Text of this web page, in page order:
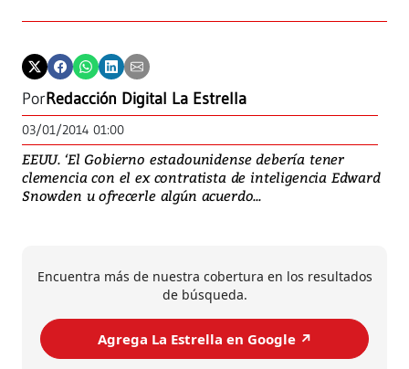
PorRedacción Digital La Estrella
03/01/2014 01:00
EEUU. ‘El Gobierno estadounidense debería tener
clemencia con el ex contratista de inteligencia Edward
Snowden u ofrecerle algún acuerdo...
Encuentra más de nuestra cobertura en los resultados
de búsqueda.
Agrega La Estrella en Google ↗️